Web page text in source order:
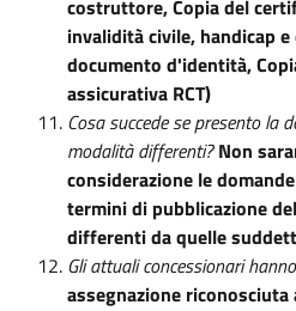
costruttore, Copia del
invalidità civile, handicap
documento d'identità,
assicurativa RCT)
Cosa succede se presento la
modalità differenti? Non
considerazione le
termini di pubblicazione
differenti da quelle
Gli attuali concessionari
assegnazione